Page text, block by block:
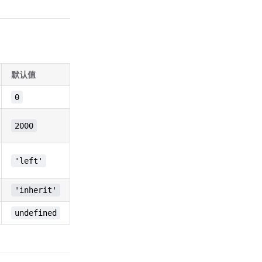
默认值
0
2000
'left'
'inherit'
undefined